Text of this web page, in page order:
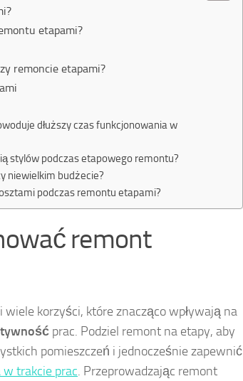
etapami?
remoncie etapami?
dłuższy czas funkcjonowania w
stylów podczas etapowego remontu?
niewielkim budżecie?
podczas remontu etapami?
remont
wiele korzyści, które znacząco wpływają na
prac. Podziel remont na etapy, aby
pomieszczeń i jednocześnie zapewnić
w trakcie prac. Przeprowadzając remont